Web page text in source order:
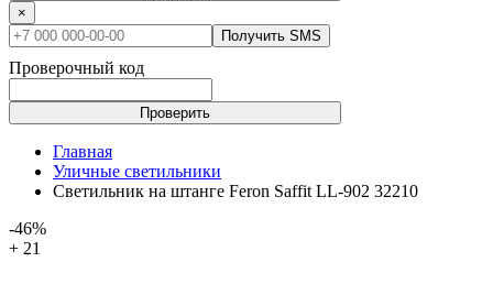
×
Получить SMS
Проверочный код
Проверить
Главная
Уличные светильники
Светильник на штанге Feron Saffit LL-902 32210
-46%
+ 21